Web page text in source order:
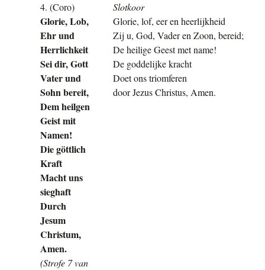
4. (Coro)
Glorie, Lob,
Ehr und
Herrlichkeit
Sei dir, Gott
Vater und
Sohn bereit,
Dem heilgen
Geist mit
Namen!
Die göttlich
Kraft
Machtuns
sieghaft
Durch
Jesum
Christum,
Amen.
(Strofe 7 van
Slotkoor
Glorie, lof, eer en heerlijkheid
Zij u, God, Vader en Zoon, bereid;
De heilige Geest met name!
De goddelijke kracht
Doetons triomferen
door Jezus Christus, Amen.